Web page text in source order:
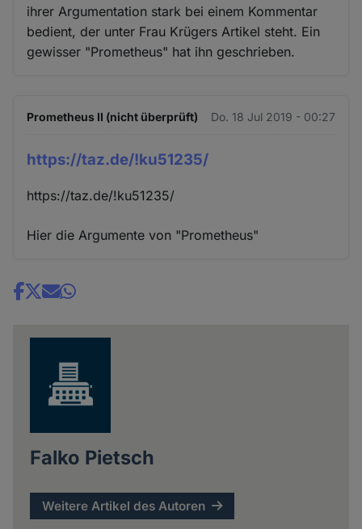
ihrer Argumentation stark bei einem Kommentar
bedient, der unter Frau Krügers Artikel steht. Ein
gewisser "Prometheus" hat ihn geschrieben.
Prometheus II (nicht überprüft) Do. 18 Jul 2019 - 00:27
https://taz.de/!ku51235/
https://taz.de/!ku51235/
Hier die Argumente von "Prometheus"
Share
Falko Pietsch
Weitere Artikel des Autoren